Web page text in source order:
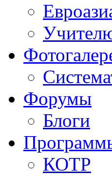
Форумы
Блоги
КОТР